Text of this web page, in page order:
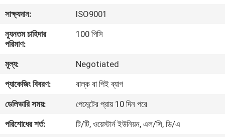
কারখানা
ভ্রমণ
মান
নিয়ন্ত্রণ
যোগাযোগ
সাক্ষ্যদান:
ISO9001
ন্যূনতম চাহিদার
পরিমাণ:
100 পিসি
মূল্য:
Negotiated
প্যাকেজিং বিবরণ:
বাল্ক বা পিই ব্যাগ
ডেলিভারি সময়:
পেমেন্টের প্রায় 10 দিন পরে
পরিশোধের শর্ত:
টি/টি, ওয়েস্টার্ন ইউনিয়ন, এল/সি, ডি/এ